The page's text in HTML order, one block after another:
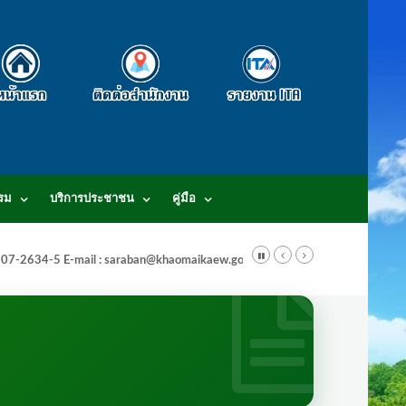
ม บริการประชาชน คู่มือ
2634-5 E-mail : saraban@khaomaikaew.go.th